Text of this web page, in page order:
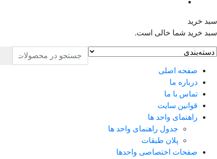
سبد خرید
سبد خرید شما خالی است.
صفحه اصلی
درباره ما
تماس با ما
قوانین سایت
راهنمای واحد ها
جدول راهنمای واحد ها
پلان طبقات
صفحات اختصاصی واحدها